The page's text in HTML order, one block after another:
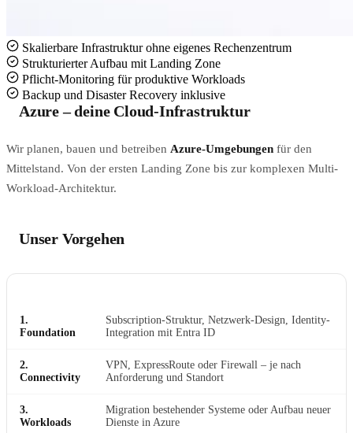
Skalierbare Infrastruktur ohne eigenes Rechenzentrum
Strukturierter Aufbau mit Landing Zone
Pflicht-Monitoring für produktive Workloads
Backup und Disaster Recovery inklusive
Azure – deine Cloud-Infrastruktur
Wir planen, bauen und betreiben Azure-Umgebungen für den
Mittelstand. Von der ersten Landing Zone bis zur komplexen Multi-
Workload-Architektur.
Unser Vorgehen
1.
Foundation
Subscription-Struktur, Netzwerk-Design, Identity-
Integration mit Entra ID
2.
Connectivity
VPN, ExpressRoute oder Firewall – je nach
Anforderung und Standort
3.
Workloads
Migration bestehender Systeme oder Aufbau neuer
Dienste in Azure